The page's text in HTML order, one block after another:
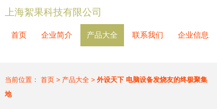
上海絮果科技有限公司
首页 企业简介 产品大全 联系我们 企业信息
当前位置： 首页 > 产品大全 > 外设天下 电脑设备发烧友的终极聚集
地